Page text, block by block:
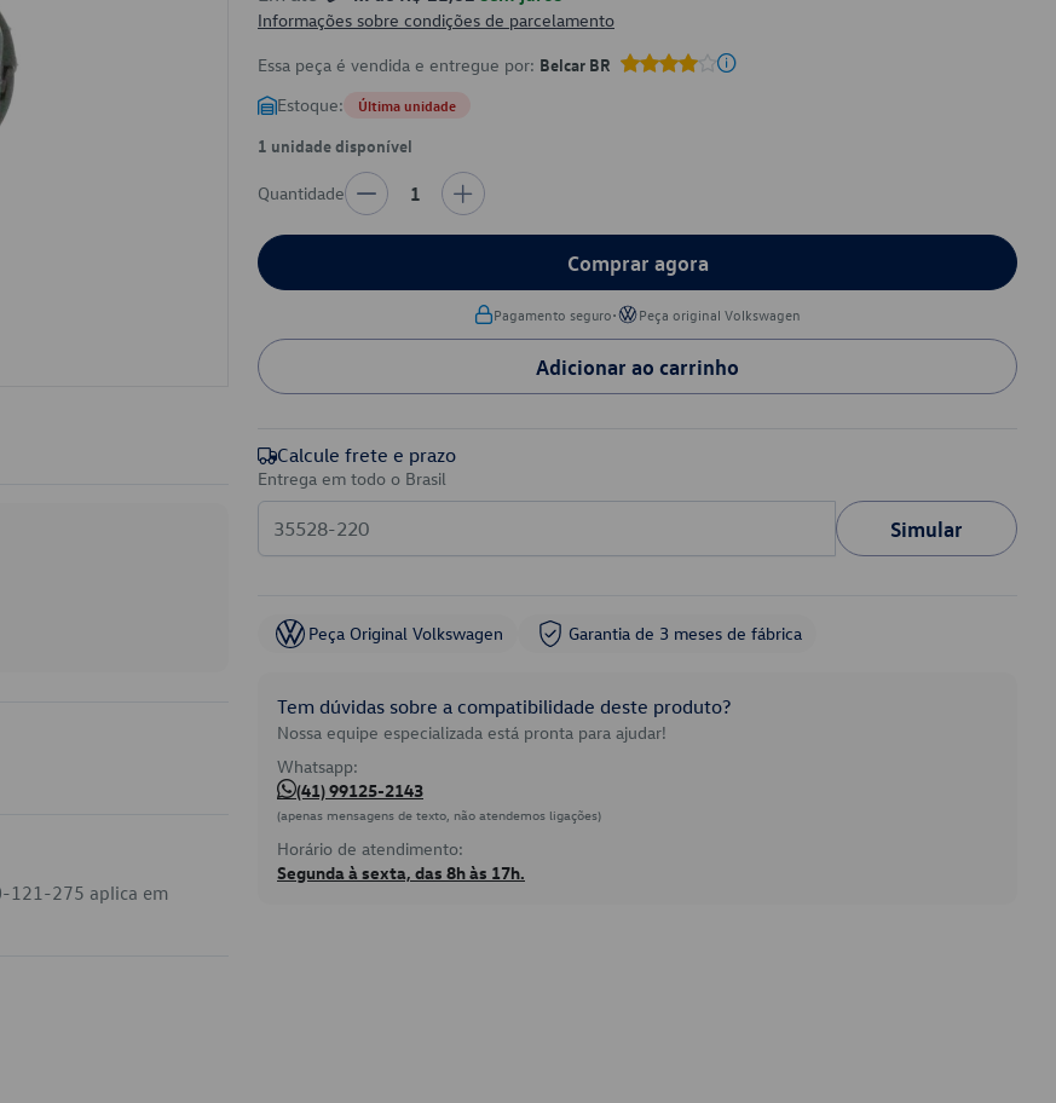
121-275 aplica em
Informações sobre condições de parcelamento
Essa peça é vendida e entregue por: Belcar BR
Estoque: Última unidade
1 unidade disponível
Quantidade 1
Comprar agora
Pagamento seguro• Peça original Volkswagen
Adicionar ao carrinho
Calcule frete e prazo
Entrega em todo o Brasil
Simular
Peça Original Volkswagen Garantia de 3 meses de fábrica
Tem dúvidas sobre a compatibilidade deste produto?
Nossa equipe especializada está pronta para ajudar!
Whatsapp:
(41) 99125-2143
(apenas mensagens de texto, não atendemos ligações)
Horário de atendimento:
Segunda à sexta, das 8h às 17h.